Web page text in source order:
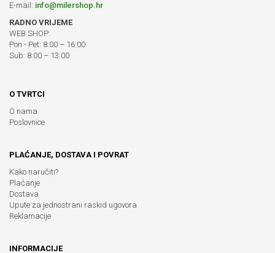
E-mail: info@milershop.hr
RADNO VRIJEME
WEB SHOP:
Pon - Pet: 8:00 – 16:00
Sub: 8:00 – 13:00
O TVRTCI
O nama
Poslovnice
PLAĆANJE, DOSTAVA I POVRAT
Kako naručiti?
Plaćanje
Dostava
Upute za jednostrani raskid ugovora
Reklamacije
INFORMACIJE